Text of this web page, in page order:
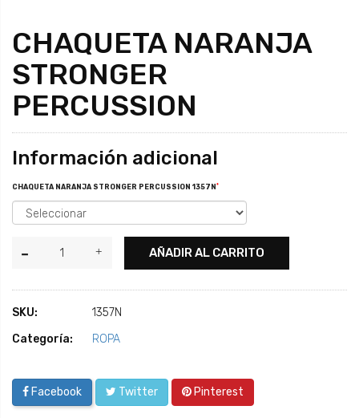
CHAQUETA NARANJA
STRONGER
PERCUSSION
Información adicional
CHAQUETA NARANJA STRONGER PERCUSSION 1357N *
AÑADIR AL CARRITO
SKU:
1357N
Categoría:
ROPA
Facebook Twitter Pinterest